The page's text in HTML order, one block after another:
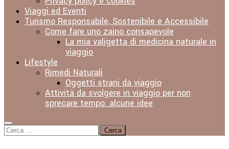
Viaggi ed Eventi
Turismo Responsabile, Sostenibile e Accessibile
Come fare uno zaino consapevole
La mia valigetta di medicina naturale in
viaggio
Lifestyle
Rimedi Naturali
Oggetti strani da viaggio
Attività da svolgere in viaggio per non
sprecare tempo: alcune idee
Ricerca
per: